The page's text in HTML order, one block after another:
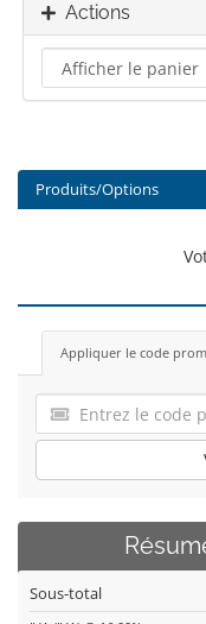
Actions
Produits/Options
Appliquer le code
Sous-total